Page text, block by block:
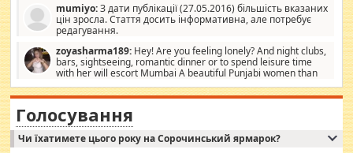
допомагати людям, які намагаються дати їм шанс. Кожен
заслуговує на другий шанс, і, оскільки влада не зможе, вони
повинні приймати від інших. Для нас нема багато суми, і зрілість
витрат, а тільки узгоджених сум і нічого іншого. Не чекайте і не
коментуйте цей пост. Введіть суму, яку ви хочете подати, і ми
зв'яжемося з вами з усіма варіантами. зв'яжіться з нами
сьогодні на garciajsacramento@gmail.com Вам потрібні термінові
гроші? Ми можемо допомогти!
mumiyo:З дати публікації (27.05.2016) більшість вказаних
цін зросла. Стаття досить інформативна, але потребує
редагування.
zoyasharma189: Hey! Are you feeling lonely? And night clubs,
bars, sightseeing, romantic dinner or to spend leisure time
with her will escort Mumbai A beautiful Punjabi women than
sexy escort companion in arms that you guys feel like 5 star luxury
hotel had to spend the night in their search for loved solitaire free
woman "Love Solitaire" beautiful figure and shapely body shapes.
Independent escort in Mumbai, truthful, friendly and cheerful girl.
WhatsApp via an easily can see the latest pictures of her body and the
Голосування
Чи їхатимете цього року на Сорочинський ярмарок?